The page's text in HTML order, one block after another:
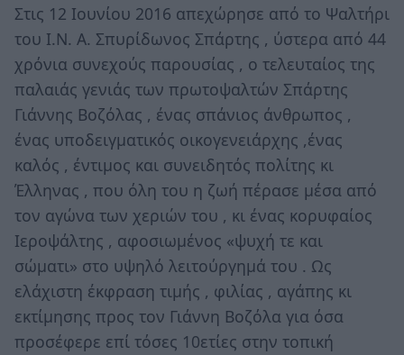
Στις 12 Ιουνίου 2016 απεχώρησε από το Ψαλτήρι
του Ι.Ν. Α. Σπυρίδωνος Σπάρτης , ύστερα από 44
χρόνια συνεχούς παρουσίας , ο τελευταίος της
παλαιάς γενιάς των πρωτοψαλτών Σπάρτης
Γιάννης Βοζόλας , ένας σπάνιος άνθρωπος ,
ένας υποδειγματικός οικογενειάρχης ,ένας
καλός , έντιμος και συνειδητός πολίτης κι
Έλληνας , που όλη του η ζωή πέρασε μέσα από
τον αγώνα των χεριών του , κι ένας κορυφαίος
Ιεροψάλτης , αφοσιωμένος «ψυχή τε και
σώματι» στο υψηλό λειτούργημά του . Ως
ελάχιστη έκφραση τιμής , φιλίας , αγάπης κι
εκτίμησης προς τον Γιάννη Βοζόλα για όσα
προσέφερε επί τόσες 10ετίες στην τοπική